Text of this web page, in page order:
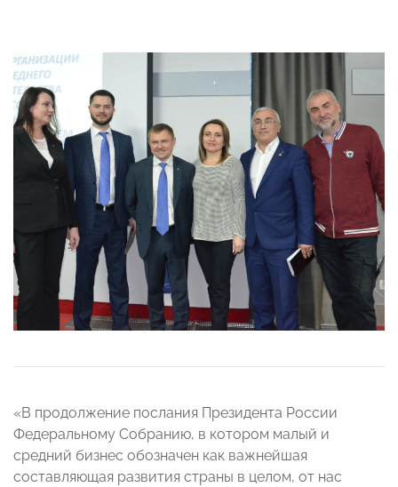
«В продолжение послания Президента России
Федеральному Собранию, в котором малый и
средний бизнес обозначен как важнейшая
составляющая развития страны в целом, от нас